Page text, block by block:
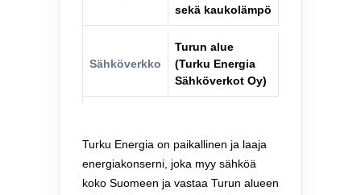
sekä kaukolämpö
Sähköverkko
Turun alue
(Turku Energia
Sähköverkot Oy)
Turku Energia on paikallinen ja laaja
energiakonserni, joka myy sähköä
koko Suomeen ja vastaa Turun alueen